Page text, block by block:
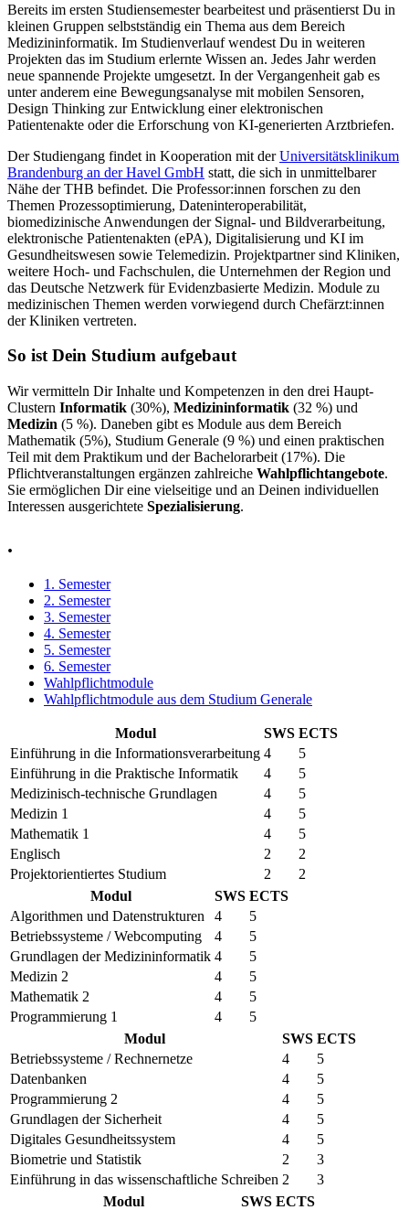
Bereits im ersten Studiensemester bearbeitest und präsentierst Du in
kleinen Gruppen selbstständig ein Thema aus dem Bereich
Medizininformatik. Im Studienverlauf wendest Du in weiteren
Projekten das im Studium erlernte Wissen an. Jedes Jahr werden
neue spannende Projekte umgesetzt. In der Vergangenheit gab es
unter anderem eine Bewegungsanalyse mit mobilen Sensoren,
Design Thinking zur Entwicklung einer elektronischen
Patientenakte oder die Erforschung von KI-generierten Arztbriefen.
Der Studiengang findet in Kooperation mit derUniversitätsklinikum
Brandenburg an der Havel GmbH statt, die sich in unmittelbarer
Nähe der THB befindet. Die Professor:innen forschen zu den
Themen Prozessoptimierung, Dateninteroperabilität,
biomedizinische Anwendungen der Signal- und Bildverarbeitung,
elektronische Patientenakten (ePA), Digitalisierung und KI im
Gesundheitswesen sowie Telemedizin. Projektpartner sind Kliniken,
weitere Hoch- und Fachschulen, die Unternehmen der Region und
das Deutsche Netzwerk für Evidenzbasierte Medizin. Module zu
medizinischen Themen werden vorwiegend durch Chefärzt:innen
der Kliniken vertreten.
So ist Dein Studium aufgebaut
Wir vermitteln Dir Inhalte und Kompetenzen in den drei Haupt-
Clustern Informatik (30%), Medizininformatik (32 %) und
Medizin (5 %). Daneben gibt es Module aus dem Bereich
Mathematik (5%), Studium Generale (9 %) und einen praktischen
Teil mit dem Praktikum und der Bachelorarbeit (17%). Die
Pflichtveranstaltungen ergänzen zahlreiche Wahlpflichtangebote.
Sie ermöglichen Dir eine vielseitige und an Deinen individuellen
Interessen ausgerichtete Spezialisierung.
.
1. Semester
2. Semester
3. Semester
4. Semester
5. Semester
6. Semester
Wahlpflichtmodule
Wahlpflichtmodule aus dem Studium Generale
Modul SWS ECTS
Einführung in die Informationsverarbeitung 4
5
Einführung in die Praktische Informatik
4
5
Medizinisch-technische Grundlagen
4
5
Medizin 1
4
5
Mathematik 1
4
5
Englisch
2
2
Projektorientiertes Studium
2
2
Modul
SWS ECTS
Algorithmen und Datenstrukturen
4
5
Betriebssysteme / Webcomputing
4
5
Grundlagen der Medizininformatik 4
5
Medizin 2
4
5
Mathematik 2
4
5
Programmierung 1
4
5
Modul
SWS ECTS
Betriebssysteme / Rechnernetze
4
5
Datenbanken
4
5
Programmierung 2
4
5
Grundlagen der Sicherheit
4
5
Digitales Gesundheitssystem
4
5
Biometrie und Statistik
2
3
Einführung in das wissenschaftliche Schreiben 2
3
Modul
SWS ECTS